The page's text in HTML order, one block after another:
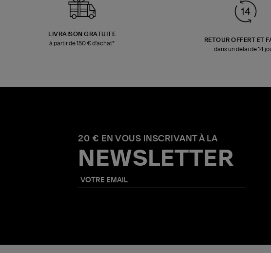
LIVRAISON GRATUITE
à partir de 150 € d'achat*
RETOUR OFFERT ET
dans un délai de 14
20 € EN VOUS INSCRIVANT À LA
NEWSLETTER